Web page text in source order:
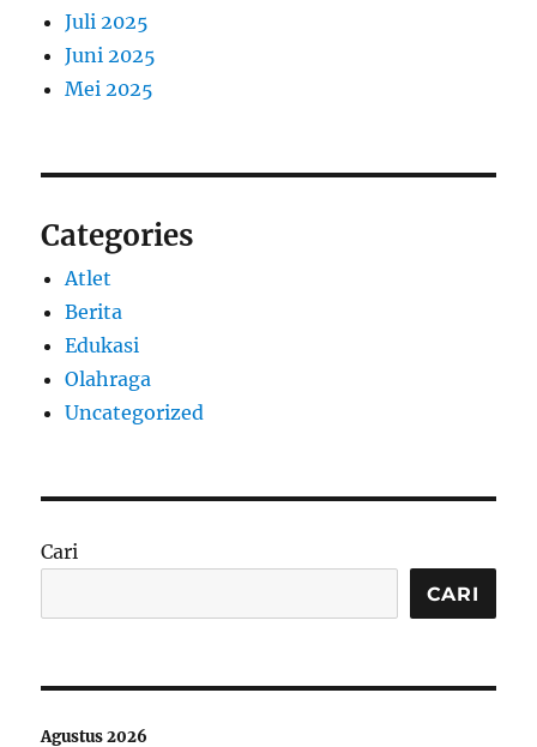
Juli 2025
Juni 2025
Mei 2025
Categories
Atlet
Berita
Edukasi
Olahraga
Uncategorized
Cari
CARI
Agustus 2026